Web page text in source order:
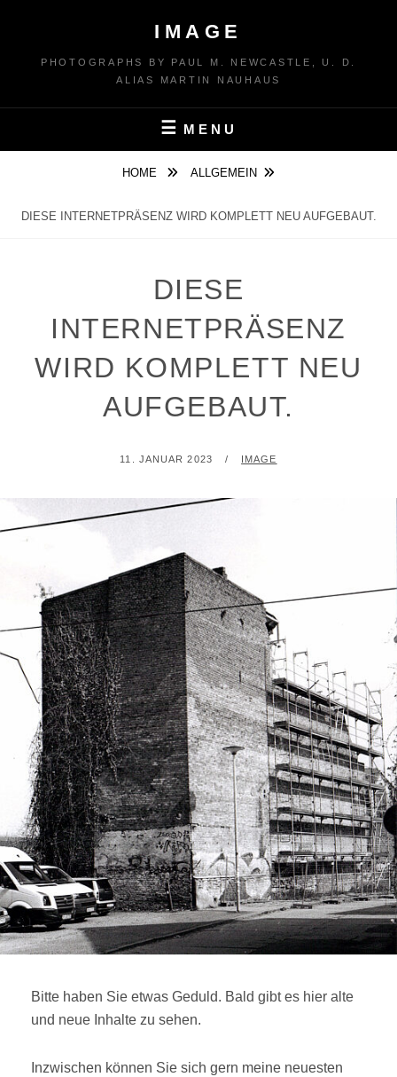
content
IMAGE
PHOTOGRAPHS BY PAUL M. NEWCASTLE, U. D.
ALIAS MARTIN NAUHAUS
MENU
HOME ALLGEMEIN
DIESE INTERNETPRÄSENZ WIRD KOMPLETT NEU AUFGEBAUT.
DIESE
INTERNETPRÄSENZ
WIRD KOMPLETT NEU
AUFGEBAUT.
POSTED
11. JANUAR 2023 BY
IMAGE
Bitte haben Sie etwas Geduld. Bald gibt es hier alte
und neue Inhalte zu sehen.
Inzwischen können Sie sich gern meine neuesten